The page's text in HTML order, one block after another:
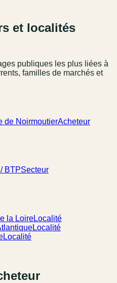
et localités
publiques les plus liées à
familles de marchés et
de NoirmoutierAcheteur
BTPSecteur
la LoireLocalité
Localité
Localité